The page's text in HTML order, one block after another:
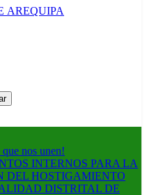
AREQUIPA
nos unen!
INTERNOS PARA LA
DEL HOSTIGAMIENTO
DISTRITAL DE